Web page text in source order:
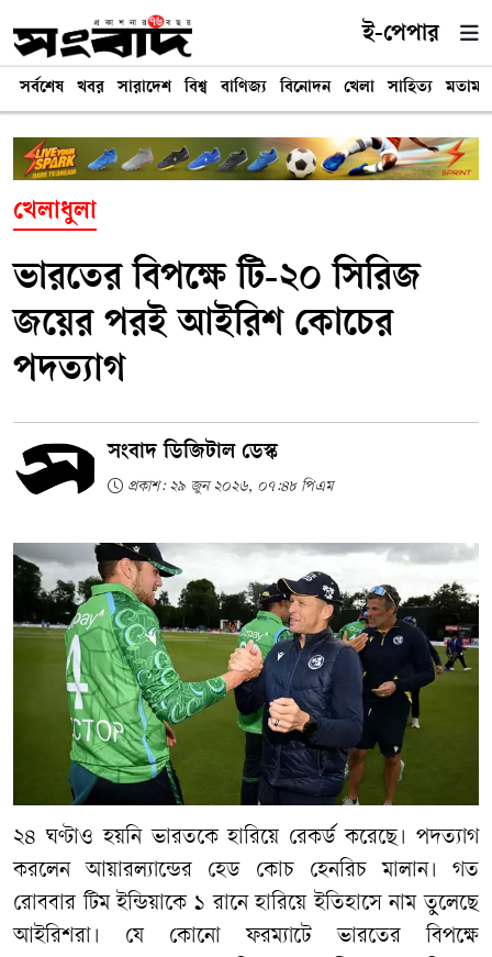
ই-পেপার
সর্বশেষ খবর সারাদেশ বিশ্ব বাণিজ্য বিনোদন খেলা সাহিত্য মতামত
খেলাধুলা
ভারতের বিপক্ষে টি-২০ সিরিজ
জয়ের পরই আইরিশ কোচের
পদত্যাগ
সংবাদ ডিজিটাল ডেস্ক
প্রকাশ: ২৯ জুন ২০২৬, ০৭:৪৮ পিএম
২৪ ঘণ্টাও হয়নি ভারতকে হারিয়ে রেকর্ড করেছে। পদত্যাগ
করলেন আয়ারল্যান্ডের হেড কোচ হেনরিচ মালান। গত
রোববার টিম ইন্ডিয়াকে ১ রানে হারিয়ে ইতিহাসে নাম তুলেছে
আইরিশরা। যে কোনো ফরম্যাটে ভারতের বিপক্ষে